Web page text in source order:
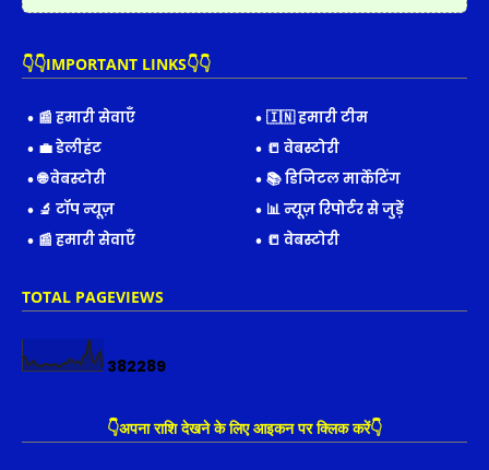
👇👇IMPORTANT LINKS👇👇
📰 हमारी सेवाएँ
🇮🇳 हमारी टीम
💼 डेलीहंट
📒 वेबस्टोरी
🌐 वेबस्टोरी
📚 डिजिटल मार्केटिंग
🔬 टॉप न्यूज़
📊 न्यूज़ रिपोर्टर से जुड़ें
📰 हमारी सेवाएँ
📒 वेबस्टोरी
TOTAL PAGEVIEWS
382289
👇अपना राशि देखने के लिए आइकन पर क्लिक करें👇